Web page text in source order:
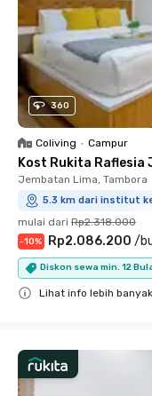
360
Coliving • Campur
Kost Rukita Raflesia
Jembatan Lima, Tambora
5.3 km dari institut
mulai dari Rp2.318.000
-10% Rp2.086.200 /
Diskon sewa min. 12
Lihat info lebih banyak